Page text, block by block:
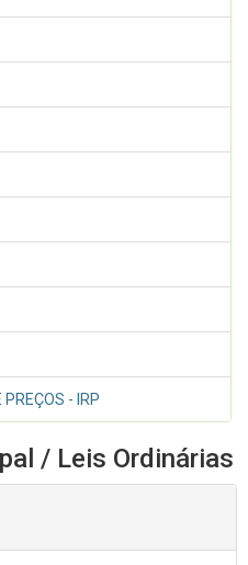
PREÇOS - IRP
/ Leis Ordinárias